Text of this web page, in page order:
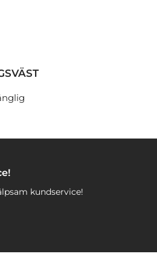
kundservice!